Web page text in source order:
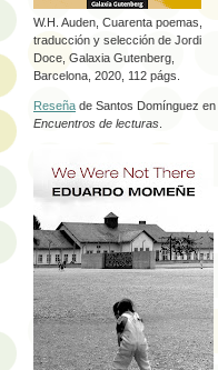
W.H. Auden, Cuarenta poemas,
traducción y selección de Jordi
Doce, Galaxia Gutenberg,
Barcelona, 2020, 112 págs.
Reseña de Santos Domínguez en
Encuentros de lecturas.